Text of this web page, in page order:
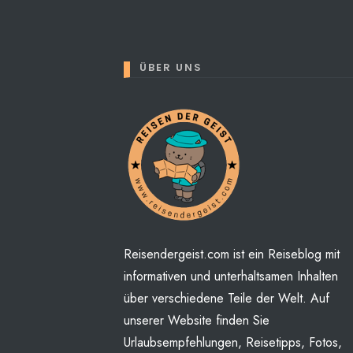
Perhaps You will find
ÜBER UNS
Reisendergeist.com ist ein Reiseblog mit
informativen und unterhaltsamen Inhalten
über verschiedene Teile der Welt. Auf
unserer Website finden Sie
Urlaubsempfehlungen, Reisetipps, Fotos,